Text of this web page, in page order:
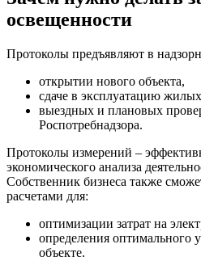
освещенности
Протоколы предъявляют в
открытии нового объекта,
сдаче в эксплуатацию
выездных и плановых
Роспотребнадзора.
Протоколы измерений –
экономического анализа
Собственник бизнеса также
расчетами для:
оптимизации затрат на
определения оптимального
объекте.